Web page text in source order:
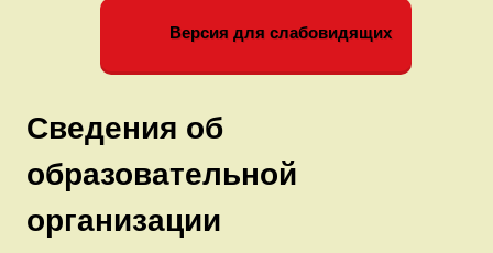
Версия для слабовидящих
Сведения об
образовательной
организации